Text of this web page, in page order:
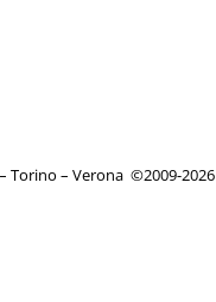
Torino – Verona ©2009-2026